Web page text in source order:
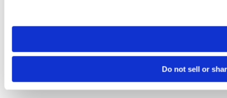
need to be set again.
Do not sell or